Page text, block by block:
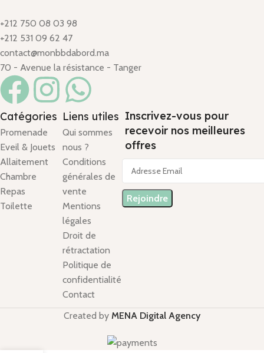
+212 750 08 03 98
+212 531 09 62 47
contact@monbbdabord.ma
70 - Avenue la résistance - Tanger
Catégories
Promenade
Eveil & Jouets
Allaitement
Chambre
Repas
Toilette
Liens utiles
Qui sommes
nous ?
Conditions
générales de
vente
Mentions
légales
Droit de
rétractation
Politique de
confidentialité
Contact
Inscrivez-vous pour
recevoir nos meilleures
offres
Created by MENA Digital Agency